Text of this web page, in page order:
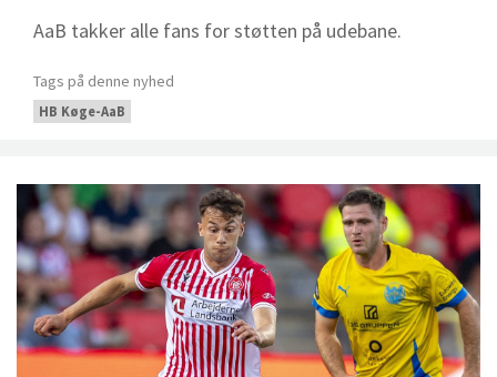
AaB takker alle fans for støtten på udebane.
Tags på denne nyhed
HB Køge-AaB